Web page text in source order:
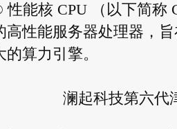
能核 CPU （以下简称
高性能服务器处理器，
算力引擎。
澜起科技第六代